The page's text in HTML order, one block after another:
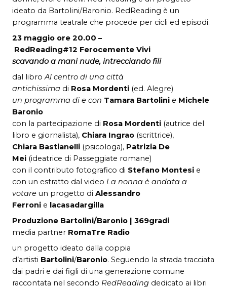
ideato da Bartolini/Baronio. RedReading è un
programma teatrale che procede per cicli ed episodi.
23 maggio ore 20.00 –
RedReading#12 Ferocemente Vivi
scavando a mani nude, intrecciando fili
dal libroAl centro di una città
antichissima di Rosa Mordenti (ed. Alegre)
un programma di e con Tamara Bartolini e Michele
Baronio
con la partecipazione di Rosa Mordenti (autrice del
libro e giornalista), Chiara Ingrao (scrittrice),
Chiara Bastianelli (psicologa), Patrizia De
Mei (ideatrice di Passeggiate romane)
con il contributo fotografico di Stefano Montesi e
con un estratto dal video La nonna è andata a
votare un progetto di Alessandro
Ferroni e lacasadargilla
Produzione Bartolini/Baronio | 369gradi
media partner RomaTre Radio
un progetto ideato dalla coppia
d’artisti Bartolini/Baronio. Seguendo la strada tracciata
dai padri e dai figli di una generazione comune
raccontata nel secondo RedReading dedicato ai libri